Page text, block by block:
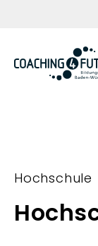
Hochschule